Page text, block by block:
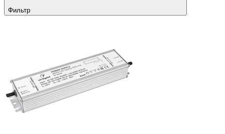
Фильтр